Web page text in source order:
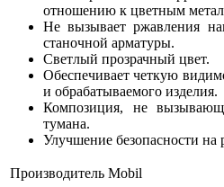
отношению к цветным
Не вызывает ржавления
станочной арматуры.
Светлый прозрачный цвет.
Обеспечивает четкую
и обрабатываемого изделия.
Композиция, не
тумана.
Улучшение безопасности на
Производитель Mobil